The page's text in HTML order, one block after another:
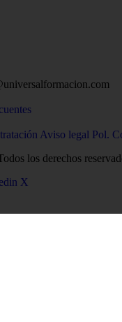
Aviso legal Pol.
los derechos
X